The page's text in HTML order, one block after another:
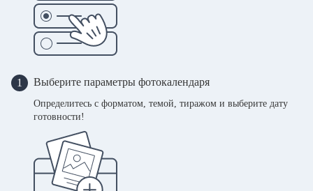
1 Выберите параметры фотокалендаря
Определитесь с форматом, темой, тиражом и выберите дату
готовности!